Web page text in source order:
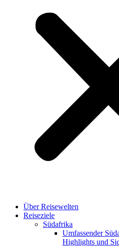
Über Reisewelten
Reiseziele
Südafrika
Umfassender
Highlights und